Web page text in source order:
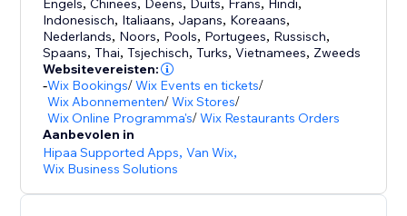
- Voorkom doorverwijsfraude door beloningen alleen
beschikbaar te maken voor ingelogde klanten en
vrienden.
Nederlands sprekende klantenservice is beschikbaar
voor de gebruikers van het Wix
Doorverwijsprogramma.
Engels,Chinees, Deens, Duits, Frans, Hindi,
Indonesisch, Italiaans, Japans, Koreaans,
Nederlands, Noors, Pools, Portugees, Russisch,
Spaans,Thai,Tsjechisch,Turks,Vietnamees, Zweeds
Websitevereisten:
-Wix Bookings/Wix Events en tickets/
Wix Abonnementen/Wix Stores/
Wix Online Programma's/Wix Restaurants Orders
Aanbevolen in
Hipaa Supported Apps,Van Wix,
Wix Business Solutions